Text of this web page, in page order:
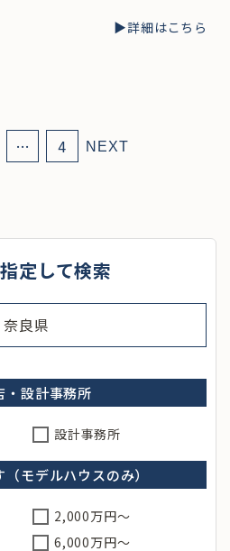
▶︎詳細はこちら
… 4 NEXT
定して検索
奈良県
・設計事務所
設計事務所
モデルハウスのみ）
2,000万円～
6,000万円～